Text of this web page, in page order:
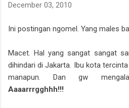
December 03, 2010
Ini postingan ngomel. Yang males
Macet. Hal yang sangat sangat
dihindari di Jakarta. Ibu kota
manapun. Dan gw
Aaaarrrgghhh!!!